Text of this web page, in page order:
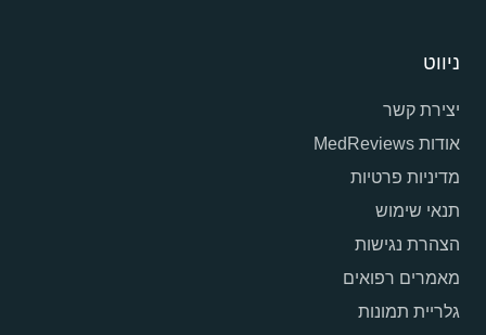
ניווט
יצירת קשר
אודות MedReviews
מדיניות פרטיות
תנאי שימוש
הצהרת נגישות
מאמרים רפואים
גלריית תמונות